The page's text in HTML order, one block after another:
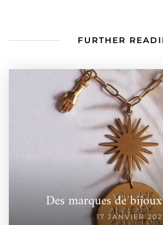
FURTHER
Des marques de
17 JANVIER